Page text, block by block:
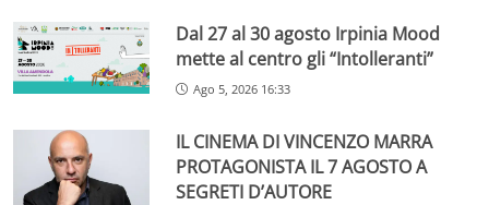
Dal 27 al 30 agosto Irpinia Mood
mette al centro gli “Intolleranti”
Ago 5, 2026 16:33
IL CINEMA DI VINCENZO MARRA
PROTAGONISTA IL 7 AGOSTO A
SEGRETI D’AUTORE